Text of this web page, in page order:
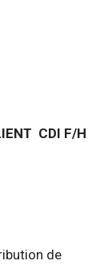
CDI F/H
de